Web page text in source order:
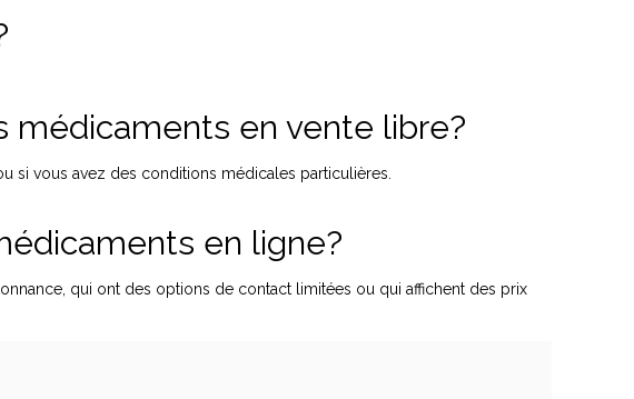
médicaments en vente libre?
si vous avez des conditions médicales particulières.
en ligne?
qui ont des options de contact limitées ou qui affichent des prix